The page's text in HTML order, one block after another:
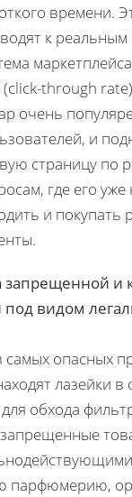
времени.
к реальным
(click-through
очень
и
страницу по
где его
и покупать
и
под видом
опасных
лазейки в
обхода
парфюмерию,